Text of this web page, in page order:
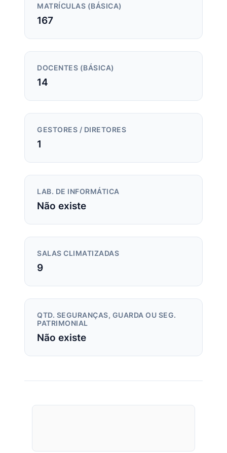
MATRÍCULAS (BÁSICA)
167
DOCENTES (BÁSICA)
14
GESTORES / DIRETORES
1
LAB. DE INFORMÁTICA
Não existe
SALAS CLIMATIZADAS
9
QTD. SEGURANÇAS, GUARDA OU SEG.
PATRIMONIAL
Não existe